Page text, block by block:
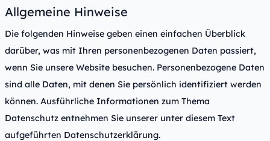
Allgemeine Hinweise
Die folgenden Hinweise geben einen einfachen Überblick
darüber, was mit Ihren personenbezogenen Daten passiert,
wenn Sie unsere Website besuchen. Personenbezogene Daten
sind alle Daten, mit denen Sie persönlich identifiziert werden
können. Ausführliche Informationen zum Thema
Datenschutz entnehmen Sie unserer unter diesem Text
aufgeführten Datenschutzerklärung.